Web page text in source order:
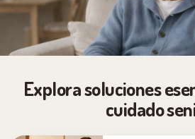
Explora soluciones
cuidado